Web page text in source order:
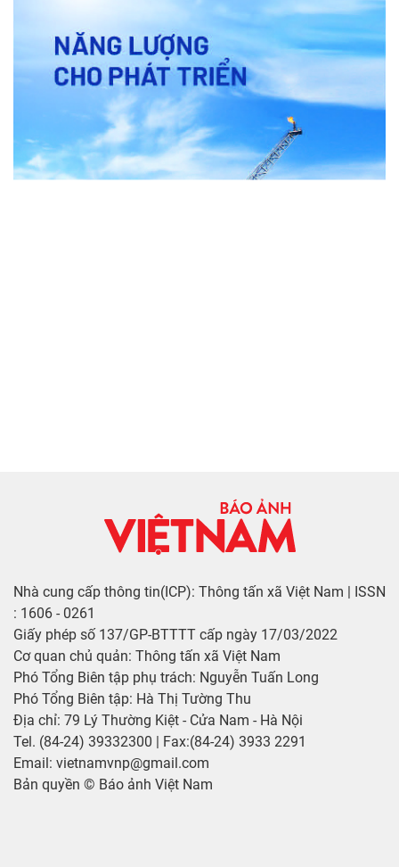
Nhà cung cấp thông tin(ICP): Thông tấn xã Việt Nam | ISSN
: 1606 - 0261
Giấy phép số 137/GP-BTTTT cấp ngày 17/03/2022
Cơ quan chủ quản: Thông tấn xã Việt Nam
Phó Tổng Biên tập phụ trách: Nguyễn Tuấn Long
Phó Tổng Biên tập: Hà Thị Tường Thu
Địa chỉ: 79 Lý Thường Kiệt - Cửa Nam - Hà Nội
Tel. (84-24) 39332300 | Fax:(84-24) 3933 2291
Email: vietnamvnp@gmail.com
Bản quyền © Báo ảnh Việt Nam